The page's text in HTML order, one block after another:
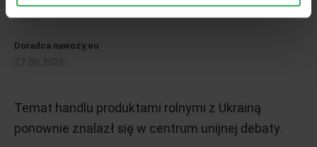
Doradca nawozy.eu
Temat handlu produktami rolnymi z Ukrainą
ponownie znalazł się w centrum unijnej debaty.